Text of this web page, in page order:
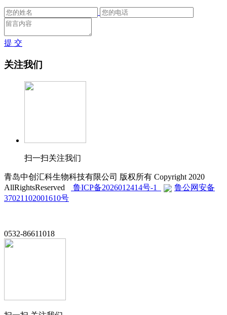
提 交
关注我们
扫一扫关注我们
青岛中创汇科生物科技有限公司 版权所有 Copyright 2020
AllRightsReserved
鲁ICP备2026012414号-1
鲁公网安备
37021102001610号
0532-86611018